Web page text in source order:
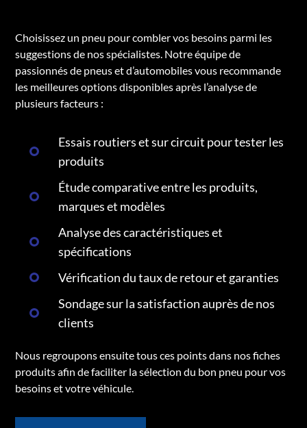
Choisissez un pneu pour combler vos besoins parmi les
suggestions de nos spécialistes. Notre équipe de
passionnés de pneus et d’automobiles vous recommande
les meilleures options disponibles après l’analyse de
plusieurs facteurs :
Essais routiers et sur circuit pour tester les
produits
Étude comparative entre les produits,
marques et modèles
Analyse des caractéristiques et
spécifications
Vérification du taux de retour et garanties
Sondage sur la satisfaction auprès de nos
clients
Nous regroupons ensuite tous ces points dans nos fiches
produits afin de faciliter la sélection du bon pneu pour vos
besoins et votre véhicule.